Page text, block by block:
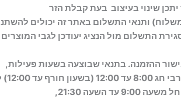
שינוי בעיצוב בעת קבלת הזר
משלוח) ותנאי התשלום באתר זה יכולים
התשלום מול הנציג יעודכן לגבי
21:30,